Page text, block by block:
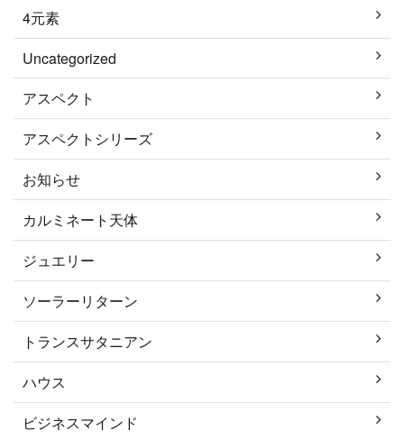
4元素
Uncategorized
アスペクト
アスペクトシリーズ
お知らせ
カルミネート天体
ジュエリー
ソーラーリターン
トランスサタニアン
ハウス
ビジネスマインド